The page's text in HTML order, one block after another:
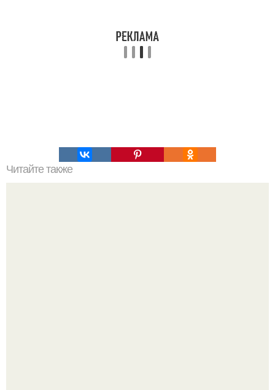
Читайте также